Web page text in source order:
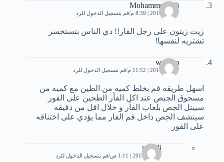
Mohammed Ali
3 يناير، 2014 | 8:39 م قم بتسجيل الدخول للرد
زيت زيتون على رجل الفار!! دي الناس بتستخسر
تشتريه لنفسها!
wassim
3 يناير، 2014 | 11:52 م قم بتسجيل الدخول للرد
اسهل طريقه قم بخلط كميه من الطين مع كميه من
مسحوق الجبص عند اكل الفأر الطحين على الفور
سيبتل الجص بلعاب الفأر و خلال اقل من دقيقه
سينشف الجص داخل فم الفار مما يؤدي على اختناقه
على الفور
mehdi
7 يناير، 2014 | 1:11 ص قم بتسجيل الدخول للرد